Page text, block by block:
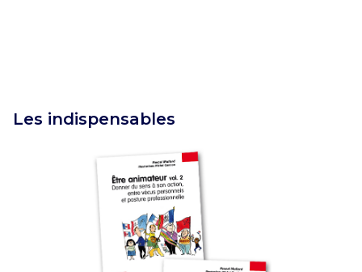
Les indispensables